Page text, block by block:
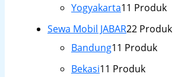
Yogyakarta11 Produk
Sewa Mobil JABAR22 Produk
Bandung11 Produk
Bekasi11 Produk